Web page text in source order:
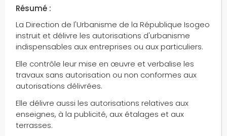
Résumé :
La Direction de l'Urbanisme de la République Isogeo
instruit et délivre les autorisations d'urbanisme
indispensables aux entreprises ou aux particuliers.
Elle contrôle leur mise en œuvre et verbalise les
travaux sans autorisation ou non conformes aux
autorisations délivrées.
Elle délivre aussi les autorisations relatives aux
enseignes, à la publicité, aux étalages et aux
terrasses.